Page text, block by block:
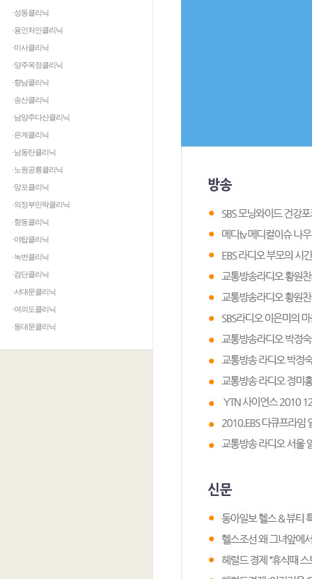
·성동클리닉
·용인처인클리닉
·미사클리닉
·양주옥정클리닉
·향남클리닉
·송산클리닉
·남양주다산클리닉
·은계클리닉
·남동탄클리닉
·노원공릉클리닉
·망포클리닉
·의정부민락클리닉
·향동클리닉
·야탑클리닉
·녹번클리닉
·검단클리닉
·서대문클리닉
·여의도클리닉
·동대문클리닉